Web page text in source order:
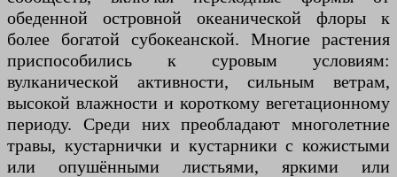
обеденной островной океанической флоры к
более богатой субокеанской. Многие растения
приспособились к суровым условиям:
вулканической активности, сильным ветрам,
высокой влажности и короткому вегетационному
периоду. Среди них преобладают многолетние
травы, кустарнички и кустарники с кожистыми
или опушёнными листьями, яркими или